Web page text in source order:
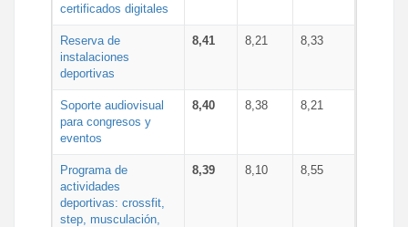
certificados digitales
Reserva de
instalaciones
deportivas
8,41 8,21 8,33
Soporte audiovisual
para congresos y
eventos
8,40 8,38 8,21
Programa de
actividades
deportivas: crossfit,
step, musculación,
8,39 8,10 8,55